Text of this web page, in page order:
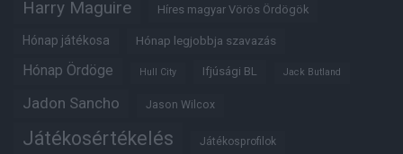
Harry Maguire Híres magyar Vörös Ördögök
Hónap játékosa Hónap legjobbja szavazás
Hónap Ördöge Hull City Ifjúsági BL Jack Butland
Jadon Sancho Jason Wilcox
Játékosértékelés Játékosprofilok